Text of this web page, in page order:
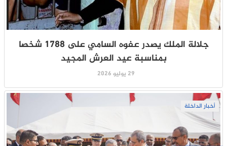
جلالة الملك يصدر عفوه السامي على 1788 شخصا
بمناسبة عيد العرش المجيد
29 يوليو 2026
أخبار الداخلة